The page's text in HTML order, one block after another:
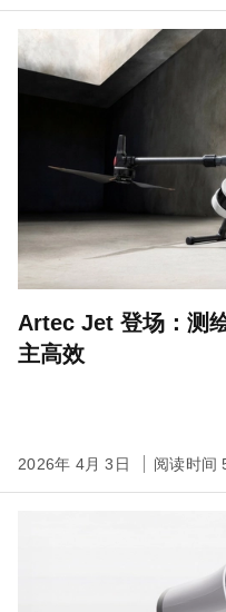
Artec Jet 登场：测
主高效
2026年 4月 3日 阅读时间